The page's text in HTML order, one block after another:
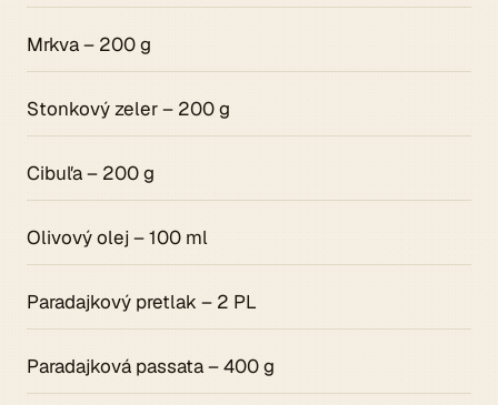
Mrkva – 200 g
Stonkový zeler – 200 g
Cibuľa – 200 g
Olivový olej – 100 ml
Paradajkový pretlak – 2 PL
Paradajková passata – 400 g